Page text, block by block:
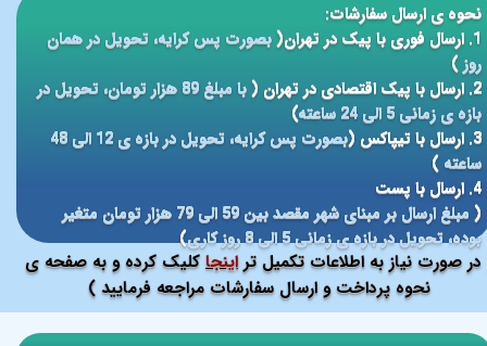
صورت نیاز به اطلاعات تکمیل تراینجا کلیک کرده و به صفحه ی
نحوه پرداخت و ارسال سفارشات مراجعه فرمایید )
نحوه ی ارسال سفارشات:
1. ارسال فوری با پیک در تهران(
بصورت پس کرایه، تحویل در همان
روز)
2. ارسال با پیک اقتصادی در تهران (
با مبلغ 89 هزار تومان، تحویل در
بازه ی زمانی 5 الی 24 ساعته
)
3. ارسال با تیپاکس (
بصورت پس کرایه، تحویل در بازه ی 12 الی 48
ساعته )
4. ارسال با پست
(
مبلغ ارسال بر مبنای شهر مقصد بین 59 الی 79 هزار تومان متغیر
بوده، تحویل در بازه ی زمانی 5 الی 8 روز کاری
)